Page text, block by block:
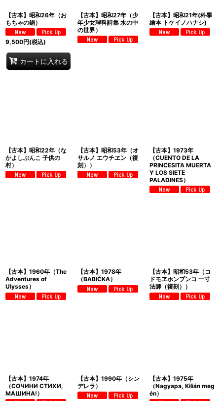
【古本】昭和26年（お
もちゃの鍋）
9,500円(税込)
カートに入れる
【古本】昭和27年（少
年少女理科詩集 水の中
の世界）
【古本】昭和21年(科學
繪本 トケイノハナシ)
【古本】昭和22年（な
かよしぶんこ 子供の
村）
【古本】昭和53年（オ
サルノ エウチヱン（復
刻））
【古本】1973年
（CUENTO DE LA
PRINCESITA MUERTA
Y LOS SIETE
PALADINES）
【古本】1960年（The
Adventures of
Ulysses）
【古本】1978年
（BABIČKA）
【古本】昭和53年（コ
ドモヱホンブンコ 一寸
法師（復刻））
【古本】1974年
（СОЧИНИ СТИХИ,
МАШИНА!）
【古本】1990年（シン
デレラ）
【古本】1975年
（Nagyapa, Kilián meg
én）